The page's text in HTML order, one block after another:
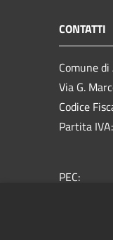
CONTATTI
Comune di
Via G.
Codice
Partita
PEC: